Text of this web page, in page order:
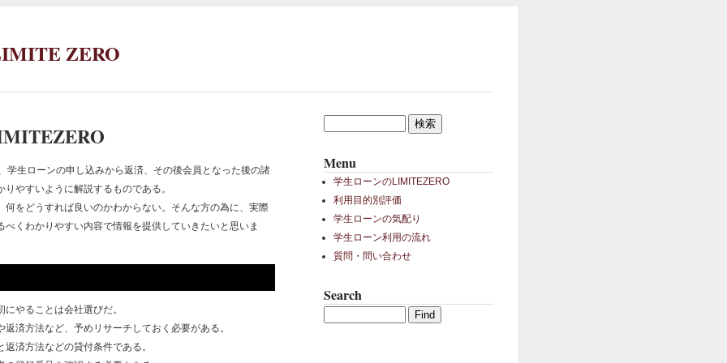
ZERO
学生ローンの申し込みから返済、その後会員となった後の諸
やすいように解説するものである。
何をどうすれば良いのかわからない。そんな方の為に、実際
くわかりやすい内容で情報を提供していきたいと思いま
やることは会社選びだ。
済方法など、予めリサーチしておく必要がある。
済方法などの貸付条件である。
Menu
学生ローンのLIMITEZERO
利用目的別評価
学生ローンの気配り
学生ローン利用の流れ
質問・問い合わせ
Search